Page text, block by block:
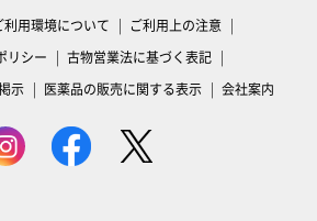
利用環境について
ご利用上の注意
リシー
古物営業法に基づく表記
示
医薬品の販売に関する表示 会社案内